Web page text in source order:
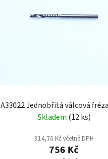
A33022 Jednobřitá válcová
Skladem (12 ks)
914,76 Kč včetně DPH
756 Kč